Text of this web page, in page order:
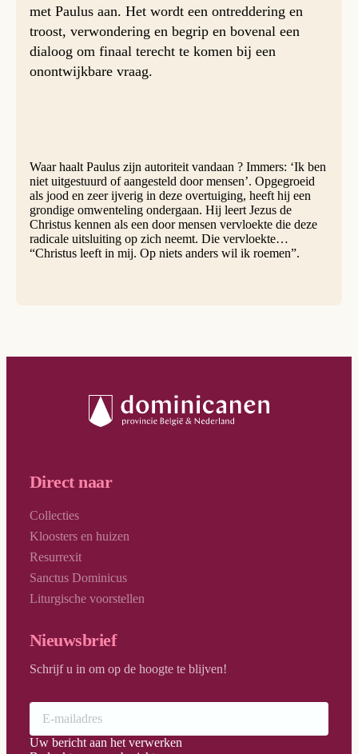
met Paulus aan. Het wordt een ontreddering en
troost, verwondering en begrip en bovenal een
dialoog om finaal terecht te komen bij een
onontwijkbare vraag.
Waar haalt Paulus zijn autoriteit vandaan ? Immers: ‘Ik ben
niet uitgestuurd of aangesteld door mensen’. Opgegroeid
als jood en zeer ijverig in deze overtuiging, heeft hij een
grondige omwenteling ondergaan. Hij leert Jezus de
Christus kennen als een door mensen vervloekte die deze
radicale uitsluiting op zich neemt. Die vervloekte…
“Christus leeft in mij. Op niets anders wil ik roemen”.
Direct naar
Collecties
Kloosters en huizen
Resurrexit
Sanctus Dominicus
Liturgische voorstellen
Nieuwsbrief
Schrijf u in om op de hoogte te blijven!
Uw bericht aan het verwerken